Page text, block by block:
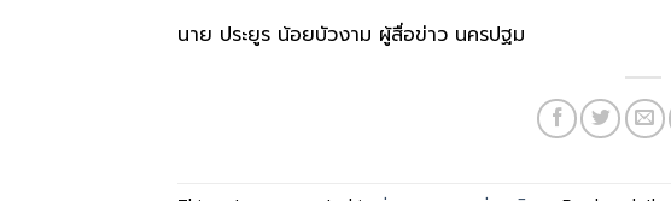
นาย ประยูร น้อยบัวงาม ผู้สื่อข่าว นครปฐม